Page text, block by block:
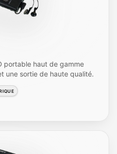
portable haut de gamme
une sortie de haute qualité.